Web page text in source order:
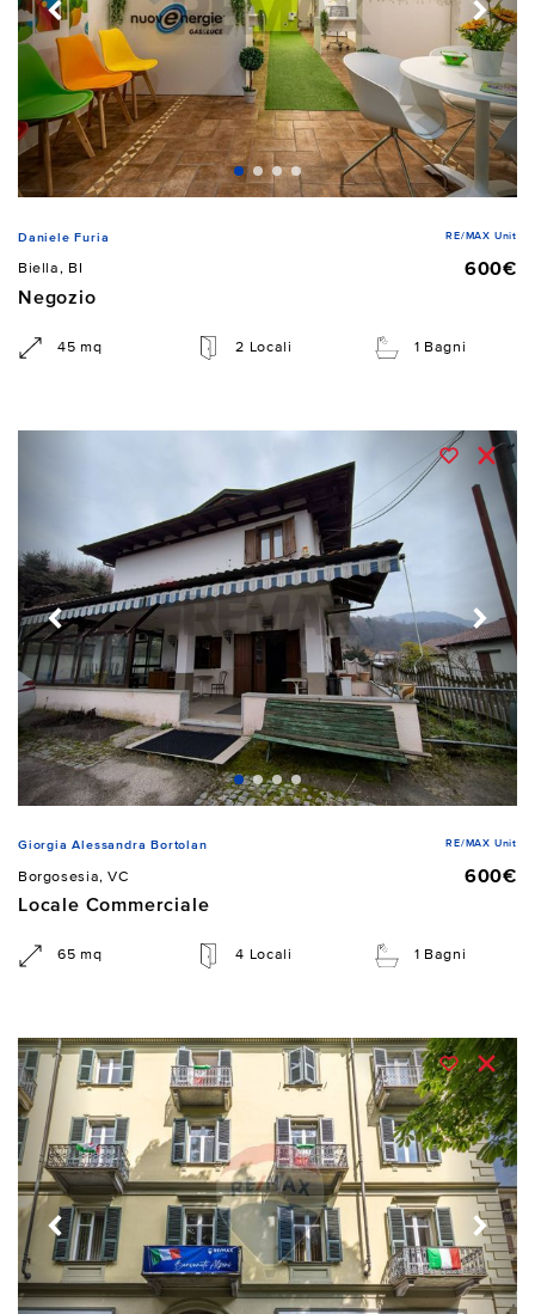
Daniele Furia RE/MAX Unit
Biella, BI
600€
Negozio
45 mq 2 Locali 1 Bagni
Giorgia Alessandra Bortolan RE/MAX Unit
Borgosesia, VC
600€
Locale Commerciale
65 mq 4 Locali 1 Bagni